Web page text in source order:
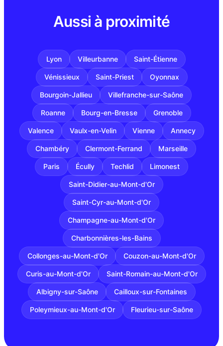
Aussi à proximité
Lyon Villeurbanne Saint-Étienne
Vénissieux Saint-Priest Oyonnax
Bourgoin-Jallieu Villefranche-sur-Saône
Roanne Bourg-en-Bresse Grenoble
Valence Vaulx-en-Velin Vienne Annecy
Chambéry Clermont-Ferrand Marseille
Paris Écully Techlid Limonest
Saint-Didier-au-Mont-d'Or
Saint-Cyr-au-Mont-d'Or
Champagne-au-Mont-d'Or
Charbonnières-les-Bains
Collonges-au-Mont-d'Or Couzon-au-Mont-d'Or
Curis-au-Mont-d'Or Saint-Romain-au-Mont-d'Or
Albigny-sur-Saône Cailloux-sur-Fontaines
Poleymieux-au-Mont-d'Or Fleurieu-sur-Saône